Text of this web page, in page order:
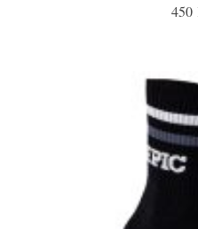
450